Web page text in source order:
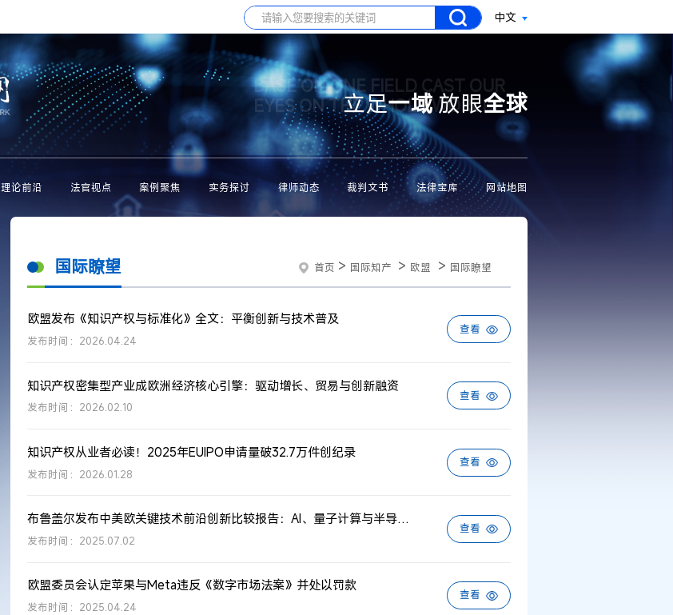
中文
BASE ON ONE FIELD CAST OUR
EYES ON THE WHOLE WORLD
立足一域放眼全球
理论前沿 法官视点 案例聚焦 实务探讨 律师动态 裁判文书 法律宝库 网站地图
国际瞭望 首页 > 国际知产 > 欧盟 > 国际瞭望
欧盟发布《知识产权与标准化》全文：平衡创新与技术普及
发布时间：2026.04.24
查看
知识产权密集型产业成欧洲经济核心引擎：驱动增长、贸易与创新融资
发布时间：2026.02.10
查看
知识产权从业者必读！2025年EUIPO申请量破32.7万件创纪录
发布时间：2026.01.28
查看
布鲁盖尔发布中美欧关键技术前沿创新比较报告：AI、量子计算与半导体竞争格局分化
发布时间：2025.07.02
查看
欧盟委员会认定苹果与Meta违反《数字市场法案》并处以罚款
发布时间：2025.04.24
查看